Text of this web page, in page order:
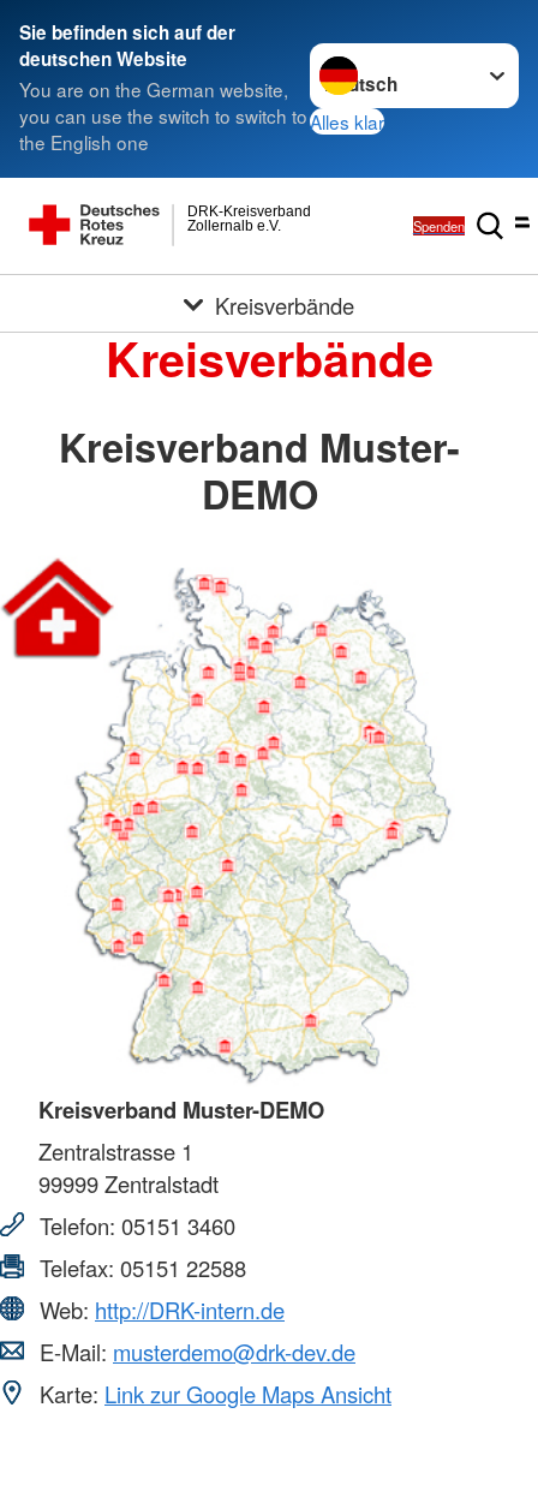
Sie befinden sich auf der
deutschen Website
You are on the German website,
you can use the switch to switch to
the English one
Sprache wechseln zu
Alles klar
Zollernalb e.V.
DRK-Kreisverband
Spenden
Kreisverbände
Kreisverbände
Kreisverband Muster-
DEMO
Kreisverband Muster-DEMO
Zentralstrasse 1
99999Zentralstadt
Telefon: 05151 3460
Telefax: 05151 22588
Web: http://DRK-intern.de
E-Mail: musterdemo@drk-dev.de
Karte: Link zur Google Maps Ansicht